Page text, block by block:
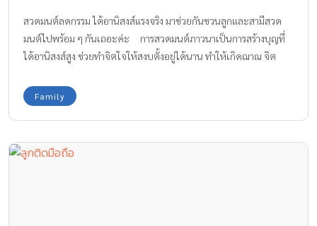
สวดมนต์ลดกรรม ได้อานิสงส์แรงจริง มาช่วยกันชวนลูกและสามีสวด
มนต์ไปพร้อม ๆ กันเถอะค่ะ การสวดมนต์ภาวนาเป็นการสร้างบุญที่
ได้อานิสงส์สูง ช่วยทำจิตใจให้สงบตั้งอยู่ได้นาน ทำให้เกิดฌาณ จิต
เป็นการแผ่เมตตาจิตไปยังบุคคลอื่นได้อีกด้วย หลาย ๆ ท่านอาจจะ
กำลังคิดว่า ทั้ง ๆ ที่ทำบุญทำทานก็มาก เหล้าก็ไม่กิน บุหรี่ก็ไม่สูบ ไม่เคย
เก็บไม่ค่อยอยู่ พบกับเรื่องราวอันเกี่ยวกับอานิสงส์ของการสวดมนต์ ที่
จะมาช่วยสร้างเสริมบุญของเราให้ดียิ่งขึ้นกันเถอะค่ะ อ่านต่อเรื่องเล่า
Family